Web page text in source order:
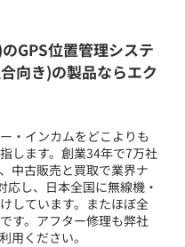
GPS位置管理システ
向き)の製品ならエク
・インカムをどこよりも
します。創業34年で7万社
中古販売と買取で業界ナ
応し、日本全国に無線機・
しています。またほぼ全
す。アフター修理も弊社
用ください。